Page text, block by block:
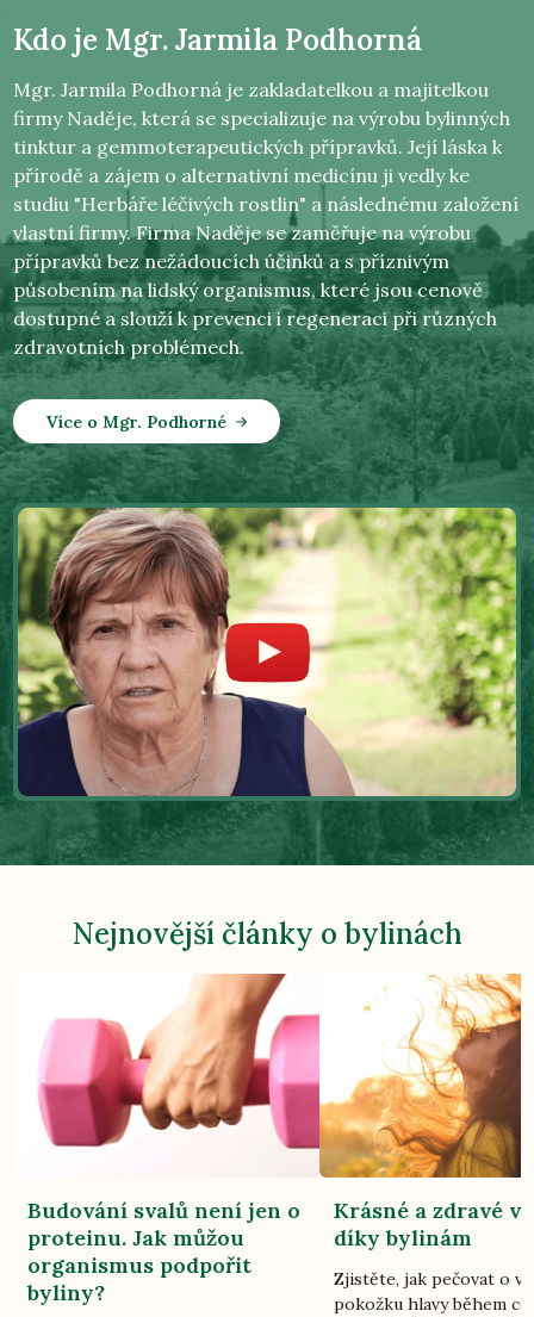
Kdo je Mgr. Jarmila Podhorná
Mgr. Jarmila Podhorná je zakladatelkou a majitelkou
firmy Naděje, která se specializuje na výrobu bylinných
tinktur a gemmoterapeutických přípravků. Její láska k
přírodě a zájem o alternativní medicínu ji vedly ke
studiu "Herbáře léčivých rostlin" a následnému založení
vlastní firmy. Firma Naděje se zaměřuje na výrobu
přípravků bez nežádoucích účinků a s příznivým
působením na lidský organismus, které jsou cenově
dostupné a slouží k prevenci i regeneraci při různých
zdravotních problémech.
Více o Mgr. Podhorné
Nejnovější články o bylinách
Budování svalů není jen o
proteinu. Jak můžou
organismus podpořit
byliny?
Krásné a zdravé
díky bylinám
Zjistěte, jak pečovat o
pokožku hlavy během